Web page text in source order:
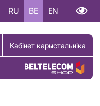
RU BE EN
Кабінет карыстальніка
Купіць тавар